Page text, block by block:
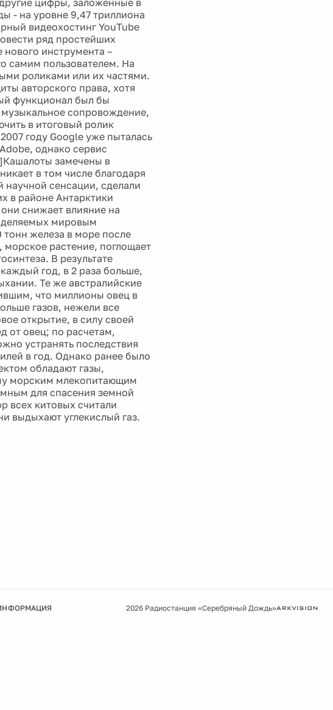
цифры, заложенные в
- на уровне 9,47 триллиона
видеохостинг YouTube
ряд простейших
инструмента –
самим пользователем. На
роликами или их частями.
авторского права, хотя
функционал был бы
музыкальное сопровождение,
в итоговый ролик
году Google уже пыталась
однако сервис
замечены в
в том числе благодаря
сенсации, сделали
в районе Антарктики
снижает влияние на
мировым
железа в море после
растение, поглощает
В результате
год, в 2 раза больше,
Те же австралийские
что миллионы овец в
газов, нежели все
открытие, в силу своей
от овец; по расчетам,
устранять последствия
в год. Однако ранее было
обладают газы,
морским млекопитающим
для спасения земной
всех китовых считали
выдыхают углекислый газ.
2026 Радиостанция «Серебряный Дождь»